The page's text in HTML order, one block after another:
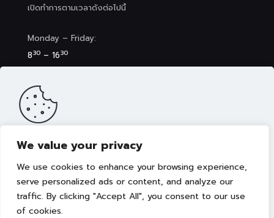
We value your privacy
We use cookies to enhance your browsing experience,
serve personalized ads or content, and analyze our
traffic. By clicking "Accept All", you consent to our use
of cookies.
เปิดทำการตามเวลาดังต่อไปนี้
Monday – Friday:
830 – 1630
8 30– 17
Copyright © 2022 คณะการแพทย์บูรณาการ มหาวิทยาลัย
เว็บไซต์นี้มีการจัดเก็บคุกกี้เพื่อมอบประสบการณ์การใช้งานเว็บไซต์ของ
ขาย เลือกเนื้อหาที่เหมาะสมให้กับคุณอย่างเป็นส่วนตัว ท่านสามารถศึกษา
นโยบายการใช้คุกกี้ (Cookies Policy)ได้ที่ลิงค์นี้ การใช้งานเว็บไซต์นี้
เป็นการยอมรับข้อกำหนดและยินยอมให้เราจัดเก็บคุ้กกี้ตามนโยบายที่แจ้ง
ในเบื้องต้น